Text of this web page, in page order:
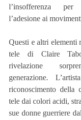
l’insofferenza
l’adesione ai
Questi e altri elementi
tele di Claire
rivelazione
generazione.
riconoscimento della
tele dai colori acidi,
sue donne guerriere